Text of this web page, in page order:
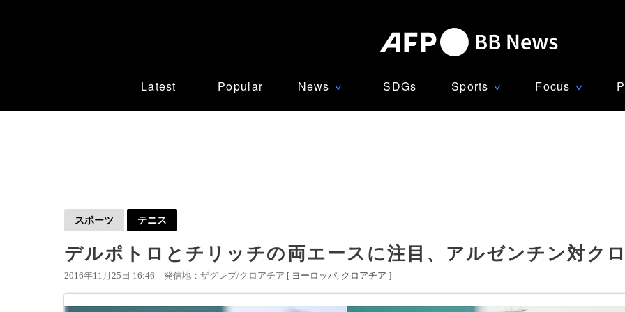
Latest Popular News ∨ SDGs Sports ∨ Focus ∨
スポーツ テニス
デルポトロとチリッチの両エースに注目、アルゼンチン対ク
2016年11月25日 16:46 発信地：ザグレブ/クロアチア [ ヨーロッパ クロアチア ]